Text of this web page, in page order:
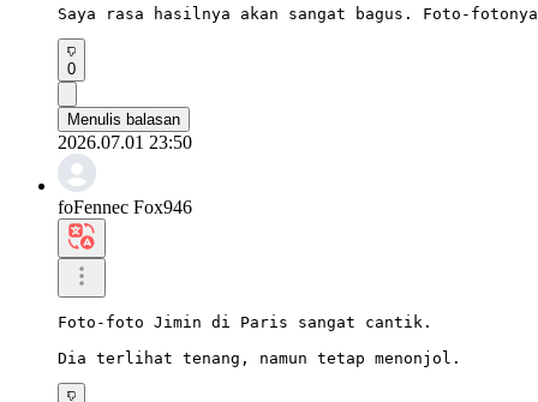
Saya rasa hasilnya akan sangat bagus. Foto-
0
Menulis balasan
2026.07.01 23:50
foFennec Fox946
Foto-foto Jimin di Paris sangat cantik.
Dia terlihat tenang, namun tetap menonjol.